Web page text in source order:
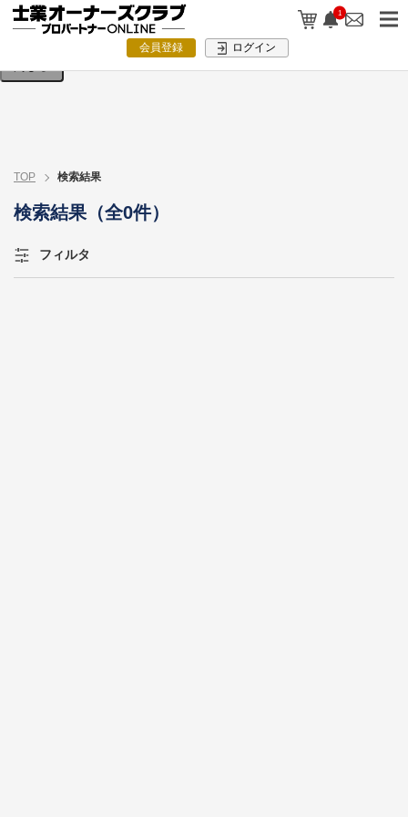
1
会員登録 ログイン
検索条件を入力してください。
TOP 検索結果
検索結果（全0件）
フィルタ